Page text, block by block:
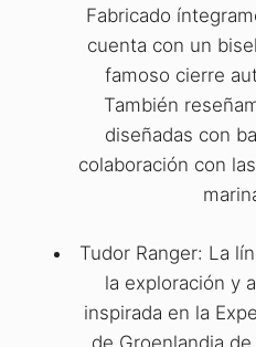
Fabricado
cuenta con un
famoso cierre
También
diseñadas con
colaboración con
Tudor Ranger: La
la exploración y
inspirada en la
de Groenlandia